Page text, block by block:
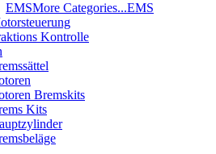
EMSMore Categories...EMS
Kontrolle
Bremskits
Kits